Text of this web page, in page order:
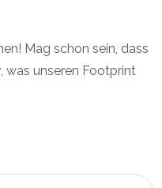
Mag schon sein, dass
was unseren Footprint